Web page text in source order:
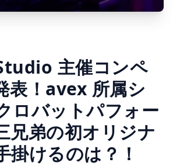
主催コンペ
表！avex 所属シ
ロバットパフォー
兄弟の初オリジナ
掛けるのは？！